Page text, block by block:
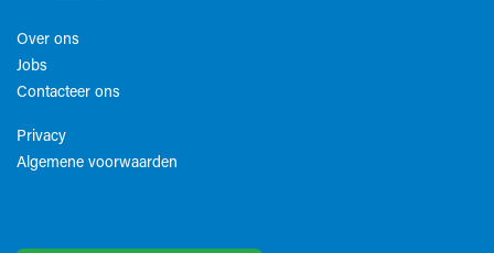
Over ons
Jobs
Contacteer ons
Privacy
Algemene voorwaarden​